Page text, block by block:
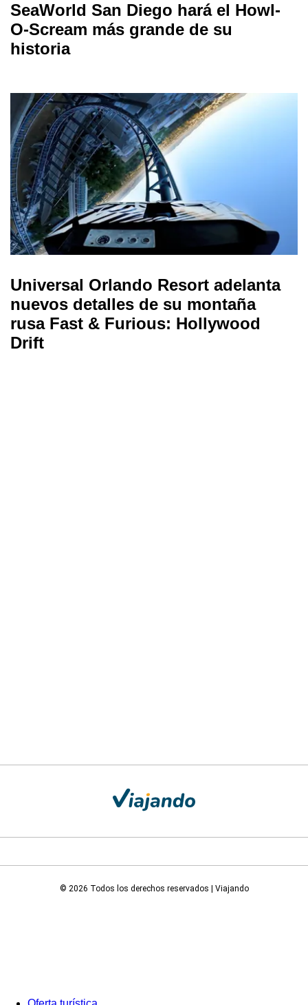
SeaWorld San Diego hará el Howl-
O-Scream más grande de su
historia
Universal Orlando Resort adelanta
nuevos detalles de su montaña
rusa Fast & Furious: Hollywood
Drift
© 2026 Todos los derechos reservados | Viajando